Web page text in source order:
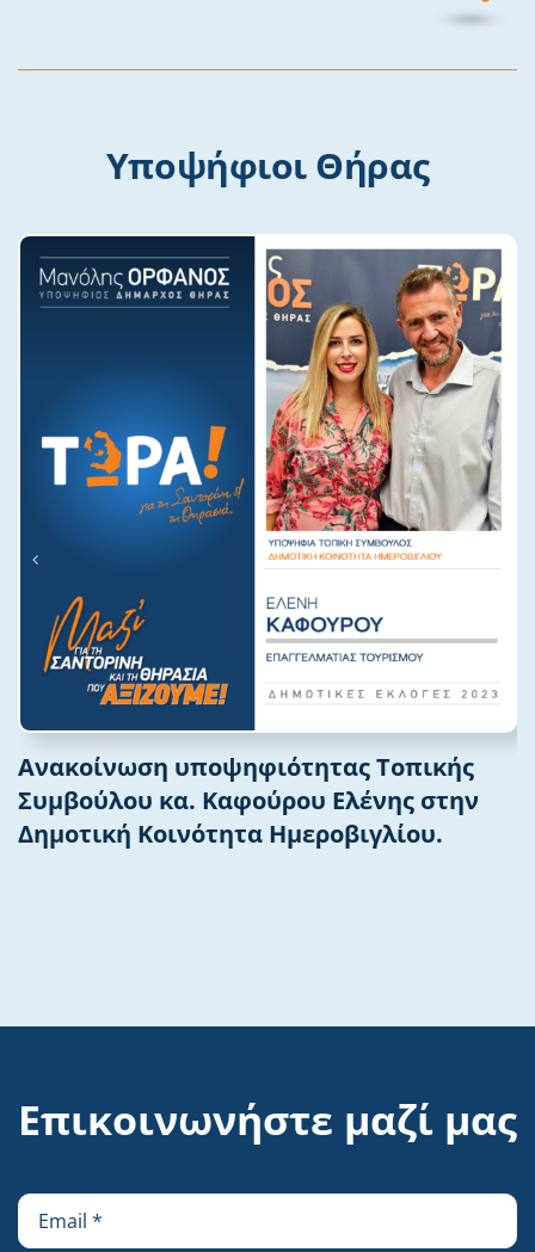
Υποψήφιοι Θήρας
Ανακοίνωση υποψηφιότητας Τοπικής
Συμβούλου κα. Καφούρου Ελένης στην
Δημοτική Κοινότητα Ημεροβιγλίου.
Επικοινωνήστε μαζί μας